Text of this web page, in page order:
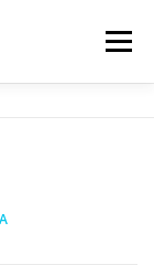
Menu